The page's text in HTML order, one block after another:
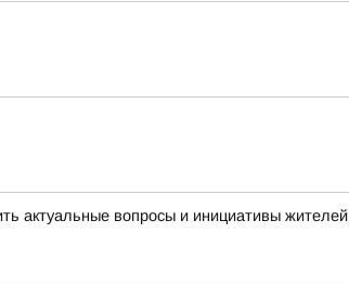
актуальные вопросы и инициативы жителей